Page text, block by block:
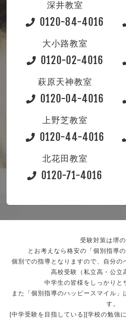
深井教室
0120-84-4016
大小路教室
0120-02-4016
萩原天神教室
0120-04-4016
上野芝教室
0120-44-4016
北花田教室
0120-71-4016
受験対策は堺の
とお考えなら格安の「個別指導
個別での指導となりますので、自分の
高校受験（私立高・公立
中学生の皆様をしっかりと
また「個別指導のハッピースマイル」
す。
[中学受験を目指している][学校の勉強